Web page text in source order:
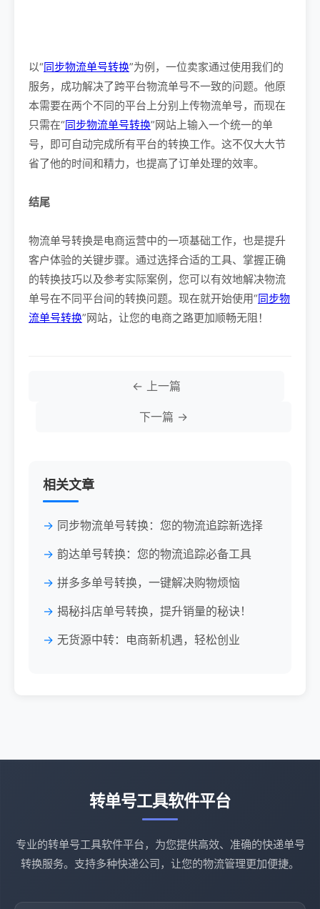
以“同步物流单号转换”为例，一位卖家通过使用我们的
服务，成功解决了跨平台物流单号不一致的问题。他原
本需要在两个不同的平台上分别上传物流单号，而现在
只需在“同步物流单号转换”网站上输入一个统一的单
号，即可自动完成所有平台的转换工作。这不仅大大节
省了他的时间和精力，也提高了订单处理的效率。
结尾
物流单号转换是电商运营中的一项基础工作，也是提升
客户体验的关键步骤。通过选择合适的工具、掌握正确
的转换技巧以及参考实际案例，您可以有效地解决物流
单号在不同平台间的转换问题。现在就开始使用“同步物
流单号转换”网站，让您的电商之路更加顺畅无阻！
← 上一篇
下一篇 →
相关文章
同步物流单号转换：您的物流追踪新选择
韵达单号转换：您的物流追踪必备工具
拼多多单号转换，一键解决购物烦恼
揭秘抖店单号转换，提升销量的秘诀！
无货源中转：电商新机遇，轻松创业
转单号工具软件平台
专业的转单号工具软件平台，为您提供高效、准确的快递单号
转换服务。支持多种快递公司，让您的物流管理更加便捷。